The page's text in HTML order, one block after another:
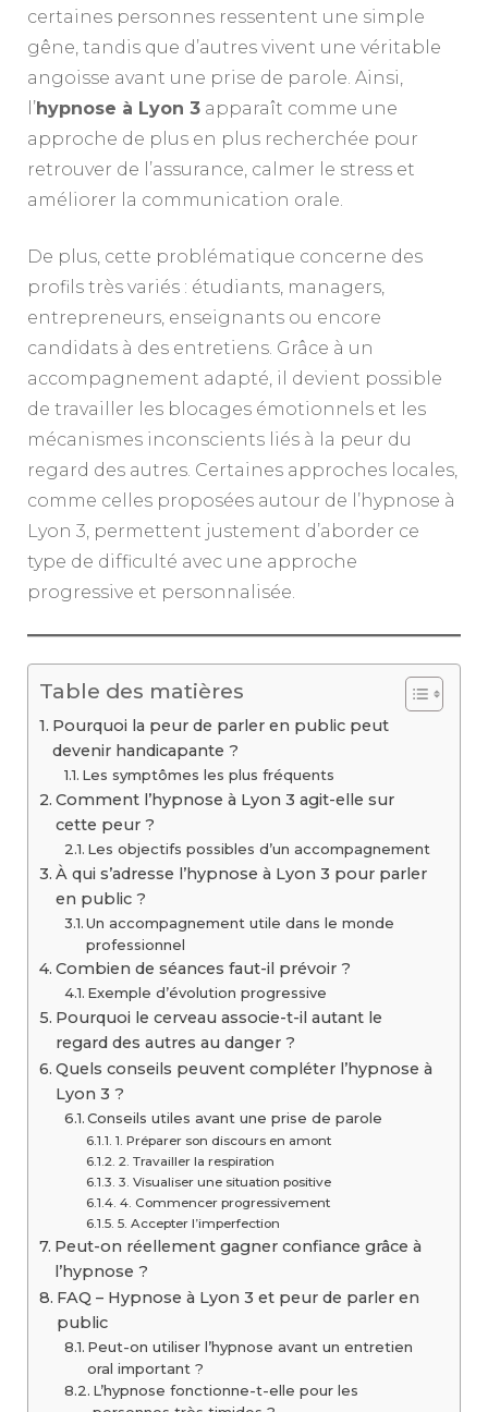
certaines personnes ressentent une simple
gêne, tandis que d’autres vivent une véritable
angoisse avant une prise de parole. Ainsi,
l’hypnose à Lyon 3 apparaît comme une
approche de plus en plus recherchée pour
retrouver de l’assurance, calmer le stress et
améliorer la communication orale.
De plus, cette problématique concerne des
profils très variés : étudiants, managers,
entrepreneurs, enseignants ou encore
candidats à des entretiens. Grâce à un
accompagnement adapté, il devient possible
de travailler les blocages émotionnels et les
mécanismes inconscients liés à la peur du
regard des autres. Certaines approches locales,
comme celles proposées autour de l’hypnose à
Lyon 3, permettent justement d’aborder ce
type de difficulté avec une approche
progressive et personnalisée.
Table des matières
Pourquoi la peur de parler en public peut
devenir handicapante ?
Les symptômes les plus fréquents
Comment l’hypnose à Lyon 3 agit-elle sur
cette peur ?
Les objectifs possibles d’un accompagnement
À qui s’adresse l’hypnose à Lyon 3 pour parler
en public ?
Un accompagnement utile dans le monde
professionnel
Combien de séances faut-il prévoir ?
Exemple d’évolution progressive
Pourquoi le cerveau associe-t-il autant le
regard des autres au danger ?
Quels conseils peuvent compléter l’hypnose à
Lyon 3 ?
Conseils utiles avant une prise de parole
1. Préparer son discours en amont
2. Travailler la respiration
3. Visualiser une situation positive
4. Commencer progressivement
5. Accepter l’imperfection
Peut-on réellement gagner confiance grâce à
l’hypnose ?
FAQ – Hypnose à Lyon 3 et peur de parler en
public
Peut-on utiliser l’hypnose avant un entretien
oral important ?
L’hypnose fonctionne-t-elle pour les